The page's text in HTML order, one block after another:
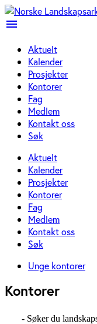
menu
Aktuelt
Kalender
Prosjekter
Kontorer
Fag
Medlem
Kontakt oss
Søk
Aktuelt
Kalender
Prosjekter
Kontorer
Fag
Medlem
Kontakt oss
Søk
Unge kontorer
Kontorer
- Søker du